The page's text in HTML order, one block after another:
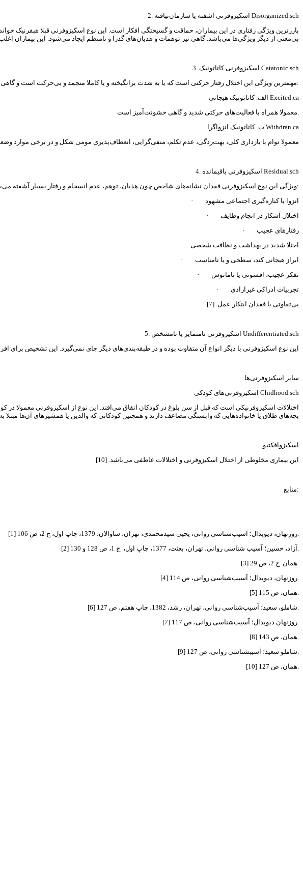
2. اسکیزوفرنی آشفته یا سازمان‌نیافته Disorganized.sch
بارزترین ویژگی رفتاری در این بیماران، حماقت و گسیختگی افکار است. این نوع اسکیزوفرنی قبلا
بی‌معنی از دیگر ویژگی‌ها می‌باشد. گاهی نیز توهمات و هذیان‌های گذرا و نامنظم ایجاد می‌شود. این بیماران
3. اسکیزوفرنی کاتاتونیک Catatonic.sch
مهمترین ویژگی این اختلال رفتار حرکتی است که یا به شدت برانگیخته و یا کاملا منجمد و بی‌حرکت است و گاهی هم بین این دو حالت در نوسان می‌باشد. شروع این اختلال ناگهانی است. این اختلال را می‌توان به دو نوع تقسیم کرد:
الف. کاتاتونیک هیجانی Excited.ca
ب. کاتاتونیک انزواگرا Withdran.ca
معمولا توام با بازداری کلی، بهت‌زدگی، عدم تکلم، منفی‌گرایی، انعطاف‌پذیری مومی شکل و در برخی موارد
4. اسکیزوفرنی باقیمانده Residual.sch
ویژگی این نوع اسکیزوفرنی فقدان نشانه‌های شاخص چون هذیان، توهم، عدم انسجام و رفتار بسیار آشفته می‌باشد. شواهد موجود برای این اختلال حاکی از وجود چند نشانه است که اگر چه نسبتا جزئی هستند ولی بسیار ناگوارند که عبارتند از:
· انزوا یا کناره‌گیری اجتماعی مشهود
· اختلال آشکار در انجام وظایف
· رفتارهای عجیب
· اختلا شدید در بهداشت و نظافت شخصی
· ابراز هیجانی کند، سطحی و یا نامناسب
· تفکر عجیب، افسونی یا نامانوس
· تجربیات ادراکی غیرارادی
· بی‌تفاوتی یا فقدان ابتکار عمل. [7]
5. اسکیزوفرنی نامتمایز یا نامشخص Undifferentiated.sch
این نوع اسکیزوفرنی با دیگر انواع آن متفاوت بوده و در طبقه‌بندی‌های دیگر جای نمی‌گیرد. این تشخیص برای
سایر اسکیزوفرنی‌ها
اسکیزوفرنی‌های کودکی Chidhood.sch
اختلالات اسکیزوفرنیکی است که قبل از سن بلوغ در کودکان اتفاق می‌افتد. این نوع از اسکیزوفرنی معمولا
بچه‌های طلاق یا خانواده‌هایی که وابستگی مضاعف دارند و همچنین کودکانی که والدین یا همشیرهای آن‌ها مبتلا
اسکیزوافکتیو
این بیماری مخلوطی از اختلال اسکیزوفرنی و اختلالات عاطفی می‌باشد. [10]
منابع: